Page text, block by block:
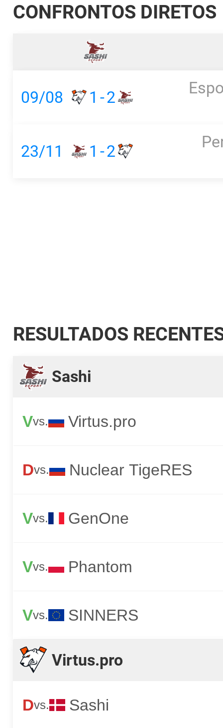
CONFRONTOS DIRETOS
09/08 1 -2
23/11 1 -2
RESULTADOS
Sashi
Vvs. Virtus.pro
Dvs. Nuclear TigeRES
Vvs. GenOne
Vvs. Phantom
Vvs. SINNERS
Virtus.pro
Dvs. Sashi